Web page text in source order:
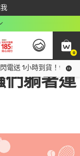
0
電送 1小時到貨！領神
們躺著運